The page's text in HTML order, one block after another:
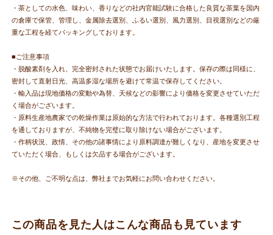
・茶としての水色、味わい、香りなどの社内官能試験に合格した良質な茶葉を国内
の倉庫で保管、管理し、金属除去選別、ふるい選別、風力選別、目視選別などの厳
重な工程を経てパッキングしております。
■ご注意事項
・脱酸素剤を入れ、完全密封された状態でお届けいたします。保存の際は同様に、
密封して直射日光、高温多湿な場所を避けて常温で保存してください。
・輸入品は現地価格の変動や為替、天候などの影響により価格を変更させていただ
く場合がございます。
・原料生産地農家での乾燥作業は原始的な方法で行われております。各種選別工程
を通しておりますが、不純物を完璧に取り除けない場合がございます。
・作柄状況、政情、その他の諸事情により原料調達が難しくなり、産地を変更させ
ていただく場合、もしくは欠品する場合がございます。
※その他、ご不明な点は、弊社までお気軽にお問い合わせください。
この商品を見た人はこんな商品も見ています